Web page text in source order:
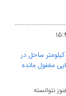
بی‌نظیر ۹۰۰ کیلومتر ساحل در
مغفول مانده
نتوانسته